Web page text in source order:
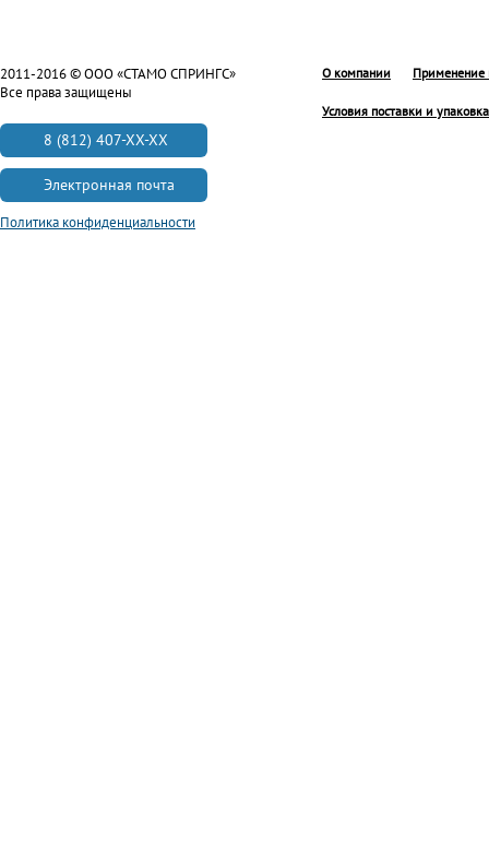
О компании Применение
Условия поставки и упаковка
2011-2016 © ООО «СТАМО СПРИНГС»
Все права защищены
8 (812) 407-XX-XX
Электронная почта
Политика конфиденциальности